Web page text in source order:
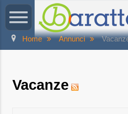
Home Annunci
Vacanze